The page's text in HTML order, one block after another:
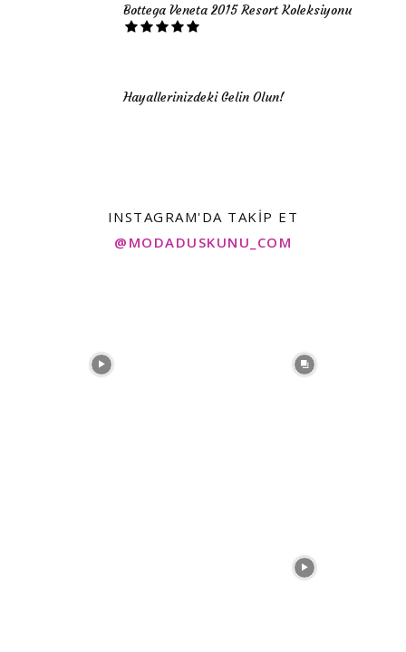
Bottega Veneta 2015 Resort Koleksiyonu
Hayallerinizdeki Gelin Olun!
INSTAGRAM'DA TAKIP ET
@MODADUSKUNU_COM